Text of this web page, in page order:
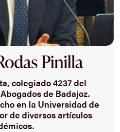
Pinilla
colegiado 4237 del
de Badajoz.
en la Universidad de
de diversos artículos